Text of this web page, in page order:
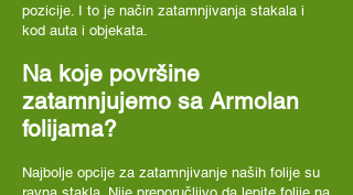
pozicije. I to je način zatamnjivanja stakala i
kod auta i objekata.
Na koje površine
zatamnjujemo sa Armolan
folijama?
Najbolje opcije za zatamnjivanje naših folije su